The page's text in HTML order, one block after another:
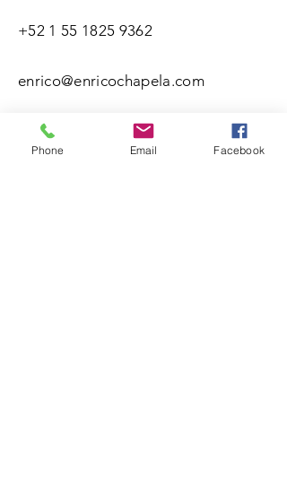
+52 1 55 1825 9362
enrico@enricochapela.com
Phone Email Facebook